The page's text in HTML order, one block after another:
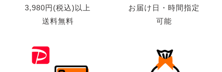
3,980円(税込)以上
送料無料
お届け日・時間指定
可能